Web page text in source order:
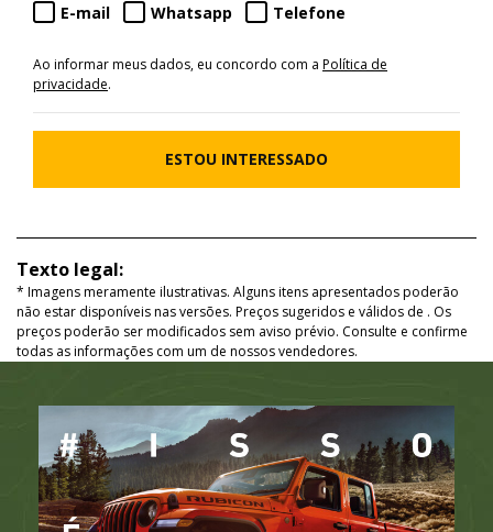
E-mail
Whatsapp Telefone
Ao informar meus dados, eu concordo com a Política de
privacidade.
ESTOU INTERESSADO
Texto legal:
* Imagens meramente ilustrativas. Alguns itens apresentados poderão
não estar disponíveis nas versões. Preços sugeridos e válidos de . Os
preços poderão ser modificados sem aviso prévio. Consulte e confirme
todas as informações com um de nossos vendedores.